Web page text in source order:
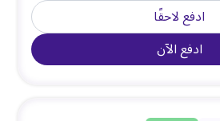
ادفع لاحقًا
ادفع الآن